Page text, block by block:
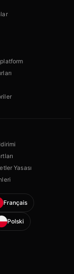
Yasası
Français
Polski